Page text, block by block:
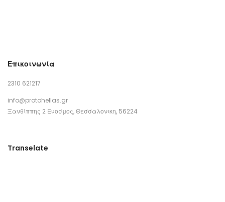
Επικοινωνία
2310 621217
info@protohellas.gr
Ξανθίππης 2 Ευοσμος, Θεσσαλονικη, 56224
Transelate